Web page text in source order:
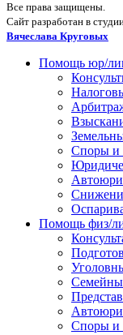
Все права защищены.
Сайт разработан в
Вячеслава Круговых
Помощь юр/
Споры и
Помощь физ/
Споры и